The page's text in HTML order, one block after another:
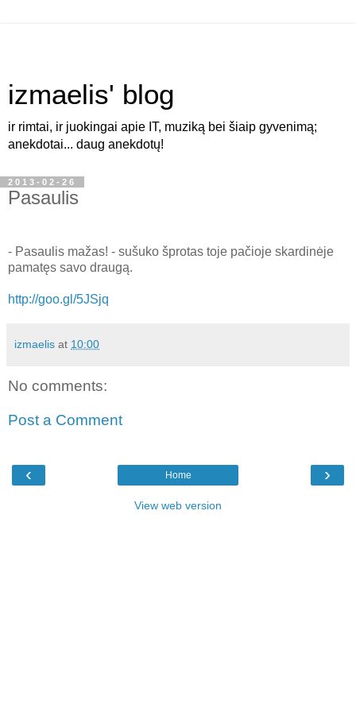
izmaelis' blog
ir rimtai, ir juokingai apie IT, muziką bei šiaip gyvenimą;
anekdotai... daug anekdotų!
2013-02-26
Pasaulis
- Pasaulis mažas! - sušuko šprotas toje pačioje skardinėje
pamatęs savo draugą.
http://goo.gl/5JSjq
izmaelis at 10:00
No comments:
Post a Comment
‹ ›
Home
View web version